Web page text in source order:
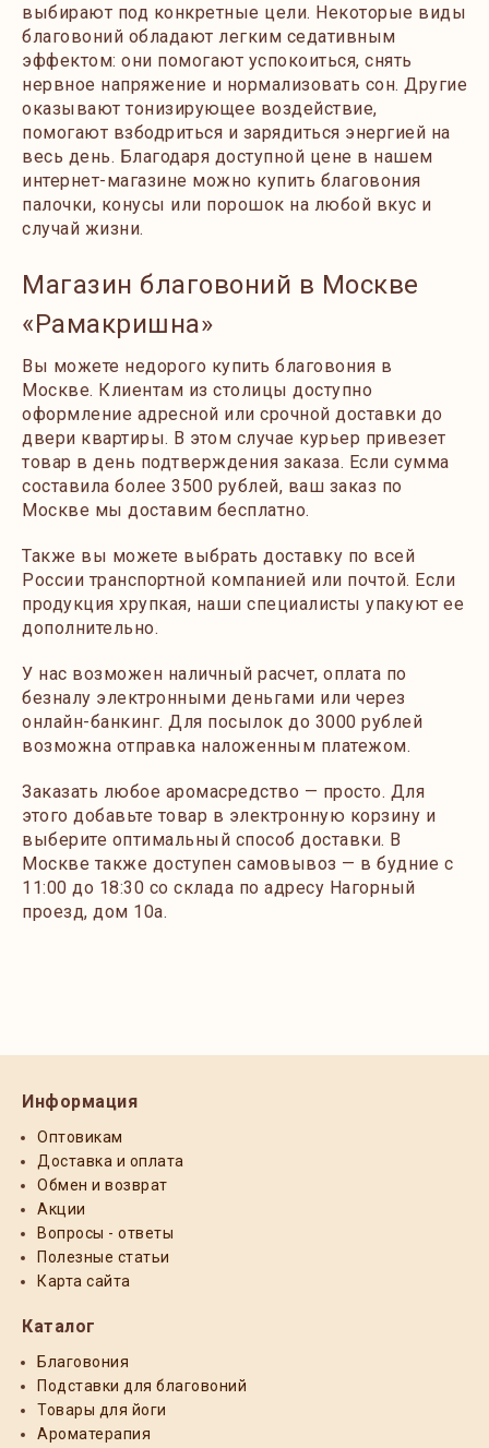
выбирают под конкретные цели. Некоторые виды
благовоний обладают легким седативным
эффектом: они помогают успокоиться, снять
нервное напряжение и нормализовать сон. Другие
оказывают тонизирующее воздействие,
помогают взбодриться и зарядиться энергией на
весь день. Благодаря доступной цене в нашем
интернет-магазине можно купить благовония
палочки, конусы или порошок на любой вкус и
случай жизни.
Магазин благовоний в Москве
«Рамакришна»
Вы можете недорого купить благовония в
Москве. Клиентам из столицы доступно
оформление адресной или срочной доставки до
двери квартиры. В этом случае курьер привезет
товар в день подтверждения заказа. Если сумма
составила более 3500 рублей, ваш заказ по
Москве мы доставим бесплатно.
Также вы можете выбрать доставку по всей
России транспортной компанией или почтой. Если
продукция хрупкая, наши специалисты упакуют ее
дополнительно.
У нас возможен наличный расчет, оплата по
безналу электронными деньгами или через
онлайн-банкинг. Для посылок до 3000 рублей
возможна отправка наложенным платежом.
Заказать любое аромасредство — просто. Для
этого добавьте товар в электронную корзину и
выберите оптимальный способ доставки. В
Москве также доступен самовывоз — в будние с
11:00 до 18:30 со склада по адресу Нагорный
проезд, дом 10а.
Информация
Оптовикам
Доставка и оплата
Обмен и возврат
Акции
Вопросы - ответы
Полезные статьи
Карта сайта
Каталог
Благовония
Подставки для благовоний
Товары для йоги
Ароматерапия